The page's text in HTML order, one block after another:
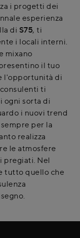
i progetti dei
esperienza
di S75, ti
i locali interni.
mixano
il tuo
l'opportunità di
ti
ogni sorta di
i nuovi trend
per la
realizza
le atmosfere
pregiati. Nel
tutto quello che